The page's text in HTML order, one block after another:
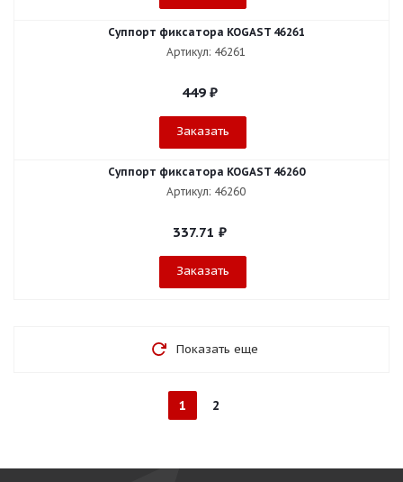
Суппорт фиксатора KOGAST 46261
Артикул: 46261
449₽
Заказать
Суппорт фиксатора KOGAST 46260
Артикул: 46260
337.71 ₽
Заказать
Показать еще
1 2